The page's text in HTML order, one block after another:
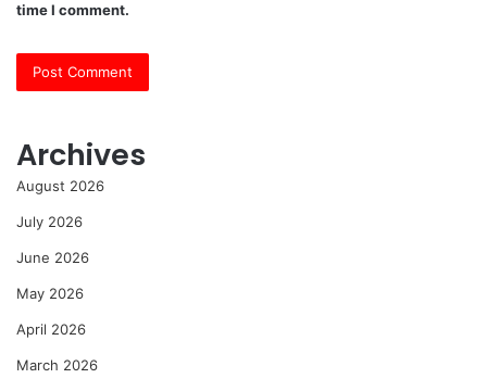
time I comment.
Archives
August 2026
July 2026
June 2026
May 2026
April 2026
March 2026